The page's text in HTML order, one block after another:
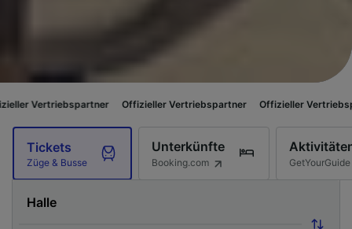
Offizieller Vertriebspartner Offizieller Vertriebspartner
Tickets
Züge & Busse
Unterkünfte
Booking.com GetYourGuide